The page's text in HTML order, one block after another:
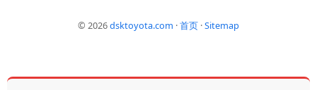
© 2026dsktoyota.com ·首页 ·Sitemap